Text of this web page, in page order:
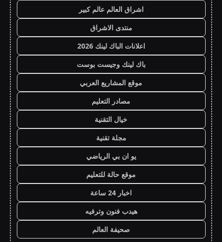
اشراق العالم عالم كبير
منتدى الاشراق
اعلانات الباك لينك 2026
باك لينك وجيست بوست
موقع المشاريع العربي
مصادر التعليم
خيال التقنية
مجلة تقنية
يو ان بي الرياضي
موقع حالة للتعليم
اخبار 24 ساعة
هيدب فنون وترفيه
صحيفة العالم